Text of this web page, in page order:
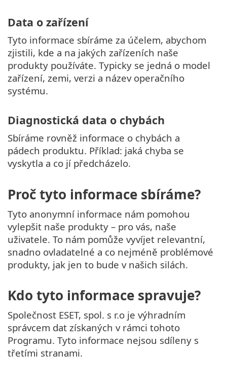
Data o zařízení
Tyto informace sbíráme za účelem, abychom
zjistili, kde a na jakých zařízeních naše
produkty používáte. Typicky se jedná o model
zařízení, zemi, verzi a název operačního
systému.
Diagnostická data o chybách
Sbíráme rovněž informace o chybách a
pádech produktu. Příklad: jaká chyba se
vyskytla a co jí předcházelo.
Proč tyto informace sbíráme?
Tyto anonymní informace nám pomohou
vylepšit naše produkty – pro vás, naše
uživatele. To nám pomůže vyvíjet relevantní,
snadno ovladatelné a co nejméně problémové
produkty, jak jen to bude v našich silách.
Kdo tyto informace spravuje?
Společnost ESET, spol. s r.o je výhradním
správcem dat získaných v rámci tohoto
Programu. Tyto informace nejsou sdíleny s
třetími stranami.